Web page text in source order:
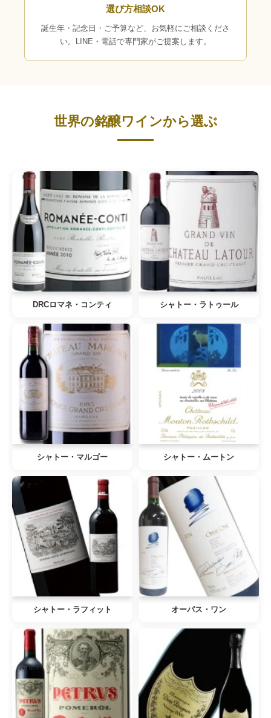
選び方相談OK
誕生年・記念日・ご予算など、お気軽にご相談くださ
い。LINE・電話で専門家がご提案します。
世界の銘醸ワインから選ぶ
DRCロマネ・コンティ シャトー・ラトゥール
シャトー・マルゴー シャトー・ムートン
シャトー・ラフィット オーパス・ワン